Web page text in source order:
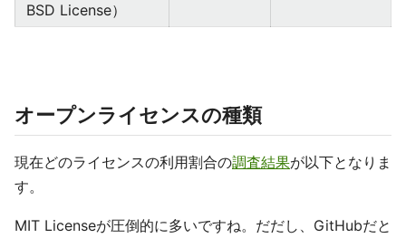
BSD License）
オープンライセンスの種類
現在どのライセンスの利用割合の調査結果が以下となりま
す。
MIT Licenseが圧倒的に多いですね。だだし、GitHubだと